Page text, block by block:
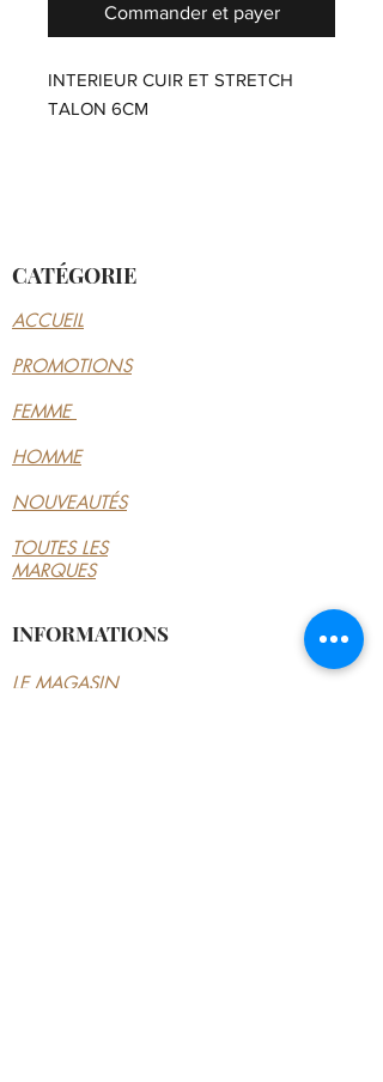
Commander et payer
INTERIEUR CUIR ET STRETCH
TALON 6CM
CATÉGORIE
ACCUEIL
PROMOTIONS
FEMME
HOMME
NOUVEAUTÉS
TOUTES LES
MARQUES
INFORMATIONS
LE MAGASIN